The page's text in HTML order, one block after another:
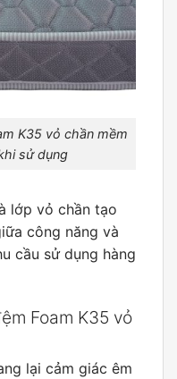
K35 vỏ chần mềm
sử dụng
lớp vỏ chần tạo
công năng và
cầu sử dụng hàng
Foam K35 vỏ
lại cảm giác êm